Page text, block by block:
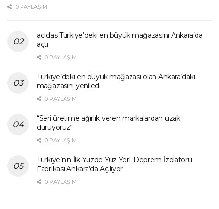
0 PAYLAŞIM
adidas Türkiye’deki en büyük mağazasını Ankara’da
açtı
0 PAYLAŞIM
Türkiye’deki en büyük mağazası olan Ankara’daki
mağazasını yeniledi
0 PAYLAŞIM
“Seri üretime ağırlık veren markalardan uzak
duruyoruz”
0 PAYLAŞIM
Türkiye’nin İlk Yüzde Yüz Yerli Deprem İzolatörü
Fabrikası Ankara’da Açılıyor
0 PAYLAŞIM